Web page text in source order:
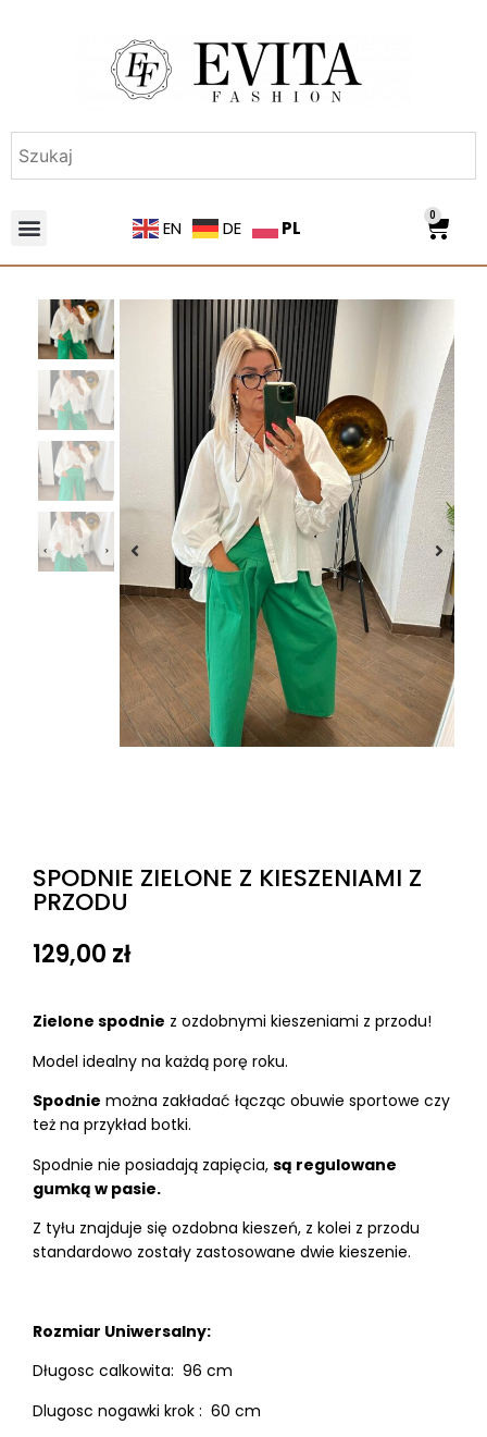
EN DE PL
0
SPODNIE ZIELONE Z KIESZENIAMI Z
PRZODU
129,00 zł
Zielone spodnie z ozdobnymi kieszeniami z przodu!
Model idealny na każdą porę roku.
Spodnie można zakładać łącząc obuwie sportowe czy
też na przykład botki.
Spodnie nie posiadają zapięcia, są regulowane
gumką w pasie.
Z tyłu znajduje się ozdobna kieszeń, z kolei z przodu
standardowo zostały zastosowane dwie kieszenie.
Rozmiar Uniwersalny:
Długosc calkowita: 96 cm
Dlugosc nogawki krok : 60 cm